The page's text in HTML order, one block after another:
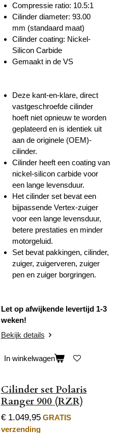
Compressie ratio: 10.5:1
Cilinder diameter: 93.00
mm (standaard maat)
Cilinder coating: Nickel-
Silicon Carbide
Gemaakt in de VS
Deze kant-en-klare, direct
vastgeschroefde cilinder
hoeft niet opnieuw te worden
geplateerd en is identiek uit
aan de originele (OEM)-
cilinder.
Cilinder heeft een coating van
nickel-silicon carbide voor
een lange levensduur.
Het cilinder set bevat een
bijpassende Vertex-zuiger
voor een lange levensduur,
betere prestaties en minder
motorgeluid.
Set bevat pakkingen, cilinder,
zuiger, zuigerveren, zuiger
pen en zuiger borgringen.
Let op afwijkende levertijd 1-3
weken!
Bekijk details
In winkelwagen
Cilinder set Polaris
Ranger 900 (RZR)
€ 1.049,95 GRATIS
verzending